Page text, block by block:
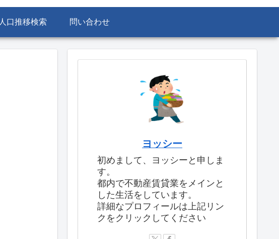
人口推移検索 問い合わせ
ヨッシー
初めまして、ヨッシーと申しま
す。
都内で不動産賃貸業をメインと
した生活をしています。
詳細なプロフィールは上記リン
クをクリックしてください